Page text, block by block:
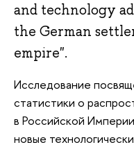
and technology
the German
empire".
Исследование
статистики о
в Российской
новые